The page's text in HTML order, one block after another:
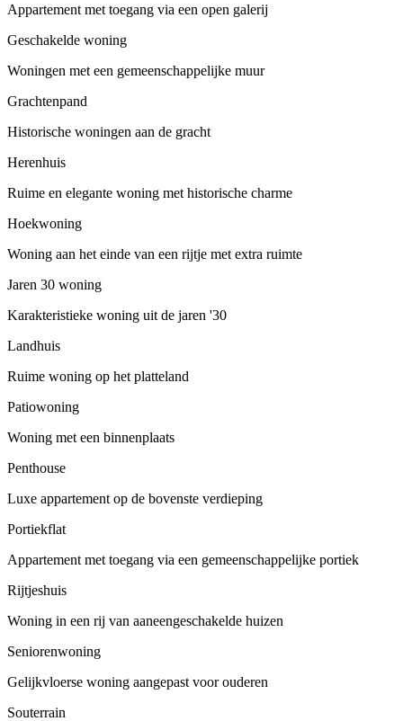
Appartement met toegang via een open galerij
Geschakelde woning
Woningen met een gemeenschappelijke muur
Grachtenpand
Historische woningen aan de gracht
Herenhuis
Ruime en elegante woning met historische charme
Hoekwoning
Woning aan het einde van een rijtje met extra ruimte
Jaren 30 woning
Karakteristieke woning uit de jaren '30
Landhuis
Ruime woning op het platteland
Patiowoning
Woning met een binnenplaats
Penthouse
Luxe appartement op de bovenste verdieping
Portiekflat
Appartement met toegang via een gemeenschappelijke portiek
Rijtjeshuis
Woning in een rij van aaneengeschakelde huizen
Seniorenwoning
Gelijkvloerse woning aangepast voor ouderen
Souterrain